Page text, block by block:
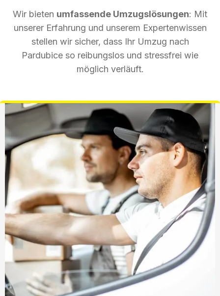
Wir bieten umfassende Umzugslösungen: Mit
unserer Erfahrung und unserem Expertenwissen
stellen wir sicher, dass Ihr Umzug nach
Pardubice so reibungslos und stressfrei wie
möglich verläuft.